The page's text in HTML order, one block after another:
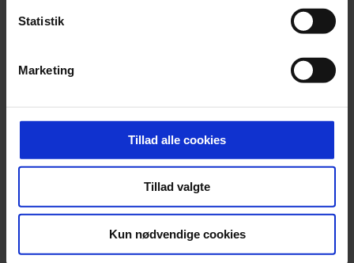
Statistik
Marketing
Tillad alle cookies
Tillad valgte
Kun nødvendige cookies